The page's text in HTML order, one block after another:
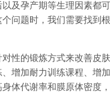
及孕产期等生理因素都
问题时，我们需要找到
性的锻炼方式来改善皮
增加耐力训练课程、增加
体代谢率和膜原体密度